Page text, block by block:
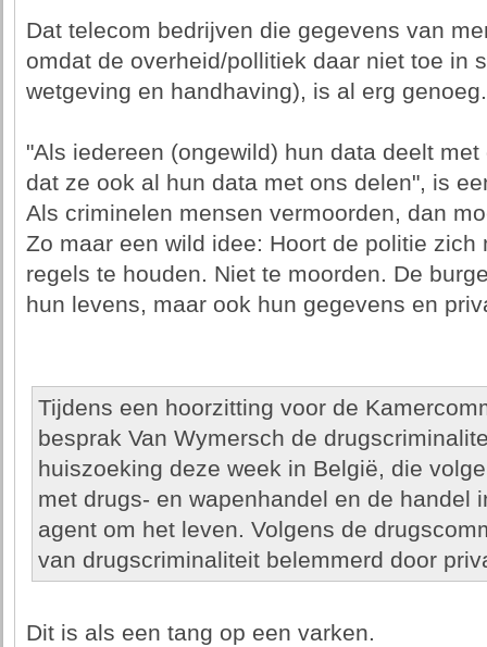
Dat telecom bedrijven die gegevens van
omdat de overheid/pollitiek daar niet toe in
wetgeving en handhaving), is al erg genoeg.
"Als iedereen (ongewild) hun data deelt
dat ze ook al hun data met ons delen", is
Als criminelen mensen vermoorden, dan
Zo maar een wild idee: Hoort de politie zich
regels te houden. Niet te moorden. De
hun levens, maar ook hun gegevens en
Tijdens een hoorzitting voor de
besprak Van Wymersch de
huiszoeking deze week in België, die
met drugs- en wapenhandel en de handel
agent om het leven. Volgens de
van drugscriminaliteit belemmerd door
Dit is als een tang op een varken.